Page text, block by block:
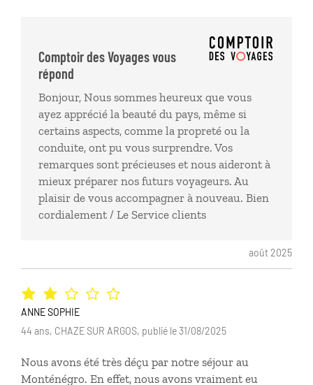
août 2025
Comptoir des Voyages vous
répond
Bonjour, Nous sommes heureux que vous
ayez apprécié la beauté du pays, même si
certains aspects, comme la propreté ou la
conduite, ont pu vous surprendre. Vos
remarques sont précieuses et nous aideront à
mieux préparer nos futurs voyageurs. Au
plaisir de vous accompagner à nouveau. Bien
cordialement / Le Service clients
Nous avons été très déçu par notre séjour au
Monténégro. En effet, nous avons vraiment eu
ANNE SOPHIE
44 ans, CHAZE SUR ARGOS, publié le 31/08/2025